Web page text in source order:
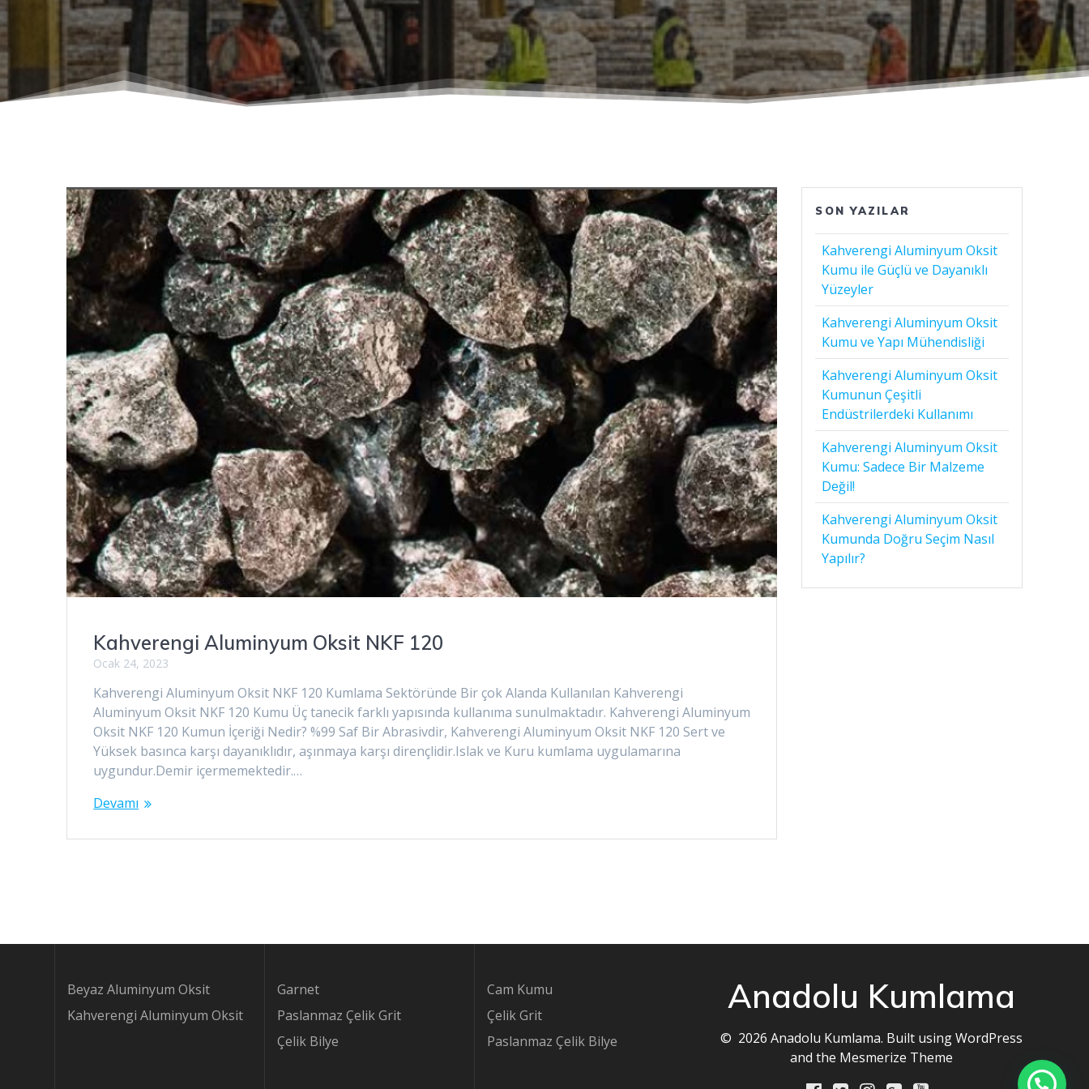
Kahverengi Aluminyum Oksit NKF 120
Ocak 24, 2023
Kahverengi Aluminyum Oksit NKF 120 Kumlama Sektöründe Bir çok Alanda Kullanılan Kahverengi
Aluminyum Oksit NKF 120 Kumu Üç tanecik farklı yapısında kullanıma sunulmaktadır. Kahverengi Aluminyum
Oksit NKF 120 Kumun İçeriği Nedir? %99 Saf Bir Abrasivdir, Kahverengi Aluminyum Oksit NKF 120 Sert ve
Yüksek basınca karşı dayanıklıdır, aşınmaya karşı dirençlidir.Islak ve Kuru kumlama uygulamarına
uygundur.Demir içermemektedir.…
Devamı
SON YAZILAR
Kahverengi Aluminyum Oksit
Kumu ile Güçlü ve Dayanıklı
Yüzeyler
Kahverengi Aluminyum Oksit
Kumu ve Yapı Mühendisliği
Kahverengi Aluminyum Oksit
Kumunun Çeşitli
Endüstrilerdeki Kullanımı
Kahverengi Aluminyum Oksit
Kumu: Sadece Bir Malzeme
Değil!
Kahverengi Aluminyum Oksit
Kumunda Doğru Seçim Nasıl
Yapılır?
Beyaz Aluminyum Oksit
Kahverengi Aluminyum Oksit
Garnet
Paslanmaz Çelik Grit
Çelik Bilye
Cam Kumu
Çelik Grit
Paslanmaz Çelik Bilye
Anadolu Kumlama
© 2026 Anadolu Kumlama. Built using WordPress
and the Mesmerize Theme